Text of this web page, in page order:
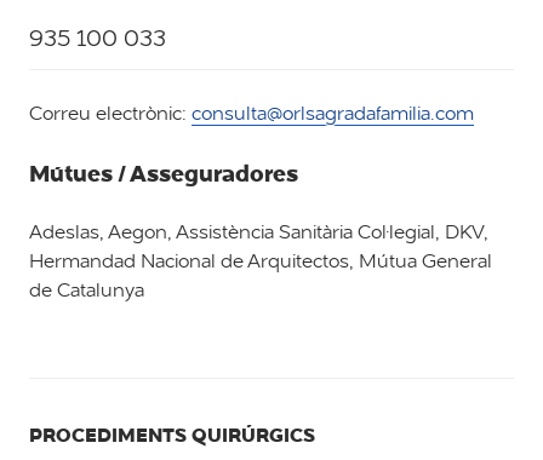
935 100 033
Correu electrònic: consulta@orlsagradafamilia.com
Mútues / Asseguradores
Adeslas, Aegon, Assistència Sanitària Col·legial, DKV,
Hermandad Nacional de Arquitectos, Mútua General
de Catalunya
PROCEDIMENTS QUIRÚRGICS